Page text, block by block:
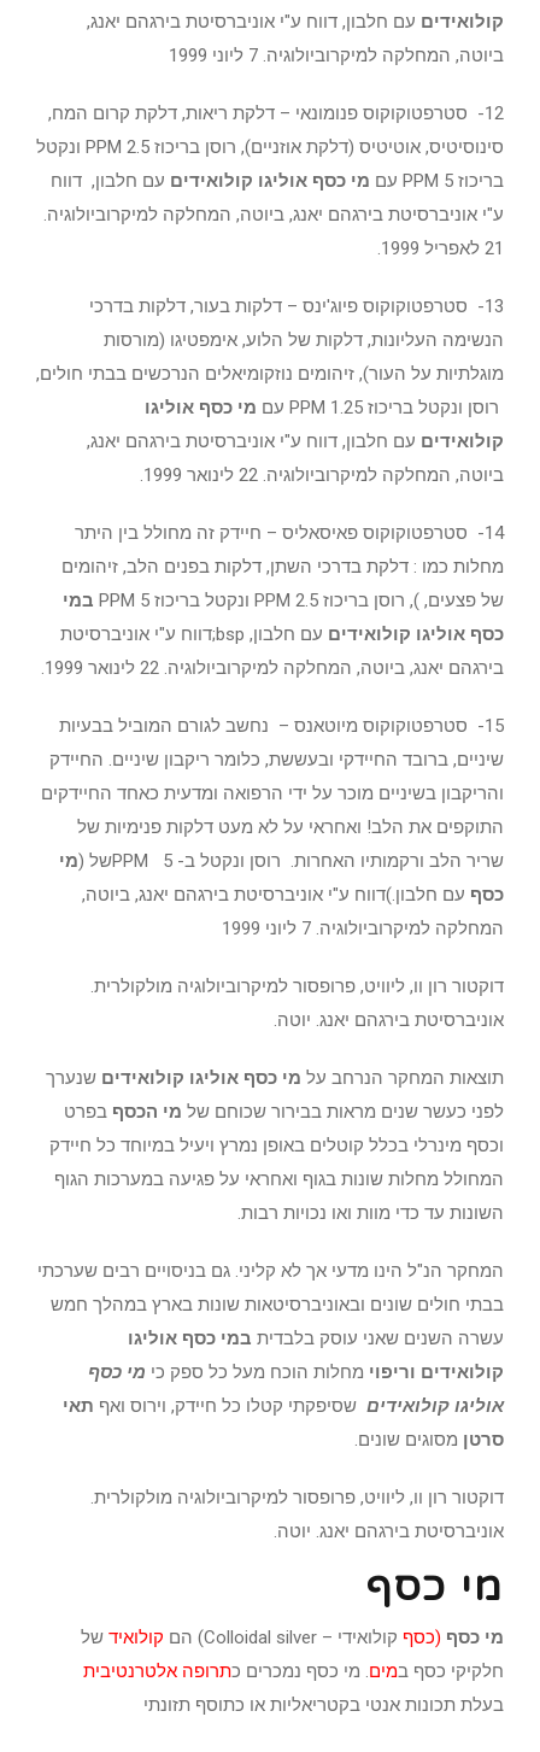
קולואידים עם חלבון, דווח ע"י אוניברסיטת בירגהם יאנג,
ביוטה, המחלקה למיקרוביולוגיה. 7 ליוני 1999
12- סטרפטוקוקוס פנומונאי – דלקת ריאות, דלקת קרום המח,
סינוסיטיס, אוטיטיס (דלקת אוזניים), רוסן בריכוז 2.5 PPM ונקטל
בריכוז 5 PPM עם
מי כסף אוליגו קולואידים עם חלבון, דווח
ע"י אוניברסיטת בירגהם יאנג, ביוטה, המחלקה למיקרוביולוגיה.
21 לאפריל 1999.
13- סטרפטוקוקוס פיוג'ינס – דלקות בעור, דלקות בדרכי
הנשימה העליונות, דלקות של הלוע, אימפטיגו (מורסות
מוגלתיות על העור), זיהומים נוזקומיאלים הנרכשים בבתי חולים,
רוסן ונקטל בריכוז 1.25 PPM עם
מי כסף אוליגו
קולואידים עם חלבון, דווח ע"י אוניברסיטת בירגהם יאנג,
ביוטה, המחלקה למיקרוביולוגיה. 22 לינואר 1999.
14- סטרפטוקוקוס פאיסאליס – חיידק זה מחולל בין היתר
מחלות כמו : דלקת בדרכי השתן, דלקות בפנים הלב, זיהומים
של פצעים, ), רוסן בריכוז 2.5 PPM ונקטל בריכוז 5 PPM
במי
כסף אוליגו קולואידים
עם חלבון, bsp;דווח ע"י אוניברסיטת
בירגהם יאנג, ביוטה, המחלקה למיקרוביולוגיה. 22 לינואר 1999.
15- סטרפטוקוקוס מיוטאנס – נחשב לגורם המוביל בבעיות
שיניים, ברובד החיידקי ובעששת, כלומר ריקבון שיניים. החיידק
והריקבון בשיניים מוכר על ידי הרפואה ומדעית כאחד החיידקים
התוקפים את הלב! ואחראי על לא מעט דלקות פנימיות של
שריר הלב ורקמותיו האחרות. רוסן ונקטל ב- 5 PPMשל (
מי
כסף עם חלבון.)דווח ע"י אוניברסיטת בירגהם יאנג, ביוטה,
המחלקה למיקרוביולוגיה. 7 ליוני 1999
דוקטור רון וו, ליוויט, פרופסור למיקרוביולוגיה מולקולרית.
אוניברסיטת בירגהם יאנג. יוטה.
תוצאות המחקר הנרחב על מי כסף אוליגו קולואידים שנערך
לפני כעשר שנים מראות בבירור שכוחם של מי הכסף בפרט
וכסף מינרלי בכלל קוטלים באופן נמרץ ויעיל במיוחד כל חיידק
המחולל מחלות שונות בגוף ואחראי על פגיעה במערכות הגוף
השונות עד כדי מוות ואו נכויות רבות.
המחקר הנ"ל הינו מדעי אך לא קליני. גם בניסויים רבים שערכתי
בבתי חולים שונים ובאוניברסיטאות שונות בארץ במהלך חמש
עשרה השנים שאני עוסק בלבדית במי כסף אוליגו
קולואידים וריפוי מחלות הוכח מעל כל ספק כי מי כסף
אוליגו קולואידים שסיפקתי קטלו כל חיידק, וירוס ואף תאי
סרטן מסוגים שונים.
דוקטור רון וו, ליוויט, פרופסור למיקרוביולוגיה מולקולרית.
אוניברסיטת בירגהם יאנג. יוטה.
מי כסף
מי כסף (כסף קולואידי – Colloidal silver) הם קולואיד של
חלקיקי כסף במים. מי כסף נמכרים כתרופה אלטרנטיבית
בעלת תכונות אנטי בקטריאליות או כתוסף תזונתי